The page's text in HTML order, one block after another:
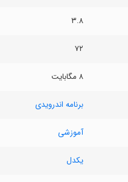
۳.۸
۷۲
۸ مگابایت
برنامه اندرویدی
آموزشی
یکدل